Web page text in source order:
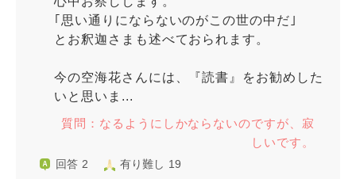
｢思い通りにならないのがこの世の中だ｣
とお釈迦さまも述べておられます。
今の空海花さんには、『読書』をお勧めした
いと思いま...
質問：なるようにしかならないのですが、寂
しいです。
回答 2 有り難し 19